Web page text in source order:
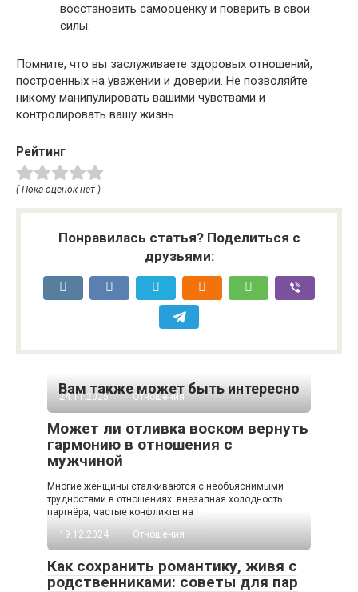
восстановить самооценку и поверить в свои
силы.​
Помните, что вы заслуживаете здоровых отношений,
построенных на уважении и доверии.​ Не позволяйте
никому манипулировать вашими чувствами и
контролировать вашу жизнь.​
Рейтинг
( Пока оценок нет )
Понравилась статья? Поделиться с
друзьями:
Вам также может быть интересно
24.11.2025 Отношения
Может ли отливка воском вернуть
гармонию в отношения с
мужчиной
Многие женщины сталкиваются с необъяснимыми
трудностями в отношениях: внезапная холодность
партнёра, частые конфликты на
19.12.2024
Отношения
Как сохранить романтику, живя с
родственниками: советы для пар